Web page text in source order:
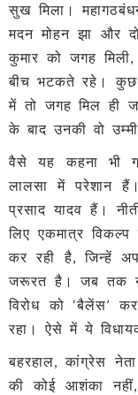
सुख मिला।
मदन मोहन झा और
कुमार को जगह मिली,
बीच भटकते रहे। कुछ
में तो जगह मिल ही
के बाद उनकी वो
वैसे यह कहना भी
लालसा में परेशान
प्रसाद यादव हैं।
लिए एकमात्र
कर रही है, जिन्हें
जरूरत है। जब तक
विरोध को ‘बैलेंस’
रहा। ऐसे में ये
बहरहाल, कांग्रेस
की कोई आशंका